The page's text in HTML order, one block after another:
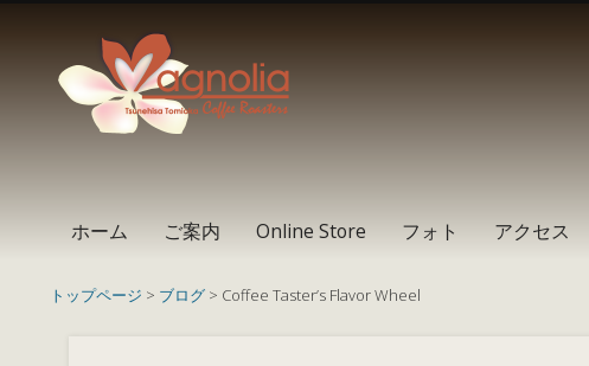
InstagramFacebook
RSS
ホーム ご案内 Online Store フォト アクセス
トップページ > ブログ> Coffee Taster’s Flavor Wheel